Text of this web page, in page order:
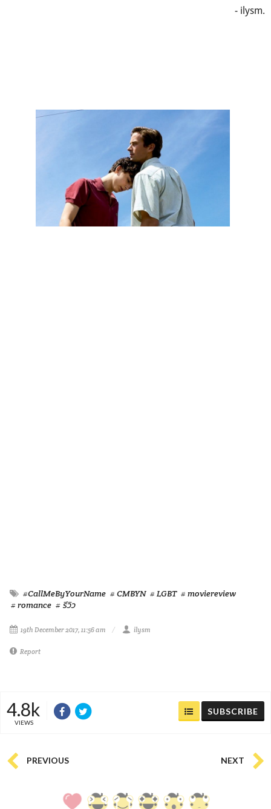
- ilysm.
#CallMeByYourName # CMBYN # LGBT # moviereview
# romance # รีวิว
19th December 2017, 11:56 am ilysm
Report
4.8k
VIEWS
SUBSCRIBE
PREVIOUS NEXT